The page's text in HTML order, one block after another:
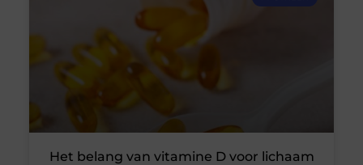
Het belang van vitamine D voor lichaam